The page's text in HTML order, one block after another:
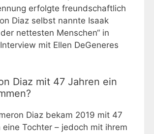
erfolgte freundschaftlich
Diaz selbst nannte Isaak
der nettesten Menschen“ in
mit Ellen DeGeneres
Diaz mit 47 Jahren ein
Diaz bekam 2019 mit 47
eine Tochter – jedoch mit ihrem